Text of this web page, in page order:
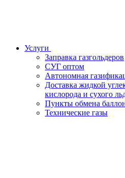
Услуги
Заправка газгольдеров
СУГ оптом
Автономная
Доставка жидкой
кислорода и сухого
Пункты обмена
Технические газы